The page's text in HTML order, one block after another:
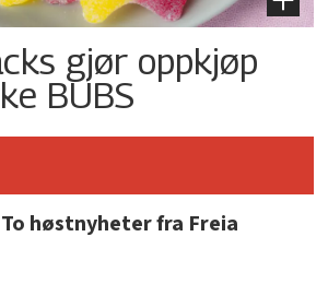
gjør oppkjøp
BUBS
To høstnyheter fra Freia